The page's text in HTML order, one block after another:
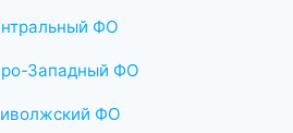
ФО
Западный ФО
ФО